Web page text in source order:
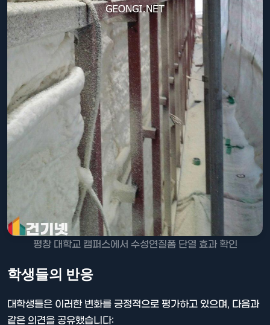
평창 대학교 캠퍼스에서 수성연질폼 단열 효과 확인
학생들의 반응
대학생들은 이러한 변화를 긍정적으로 평가하고 있으며, 다음과
같은 의견을 공유했습니다: